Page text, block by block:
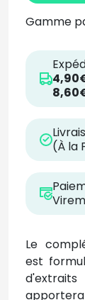
Gamme
(À la
Le
est